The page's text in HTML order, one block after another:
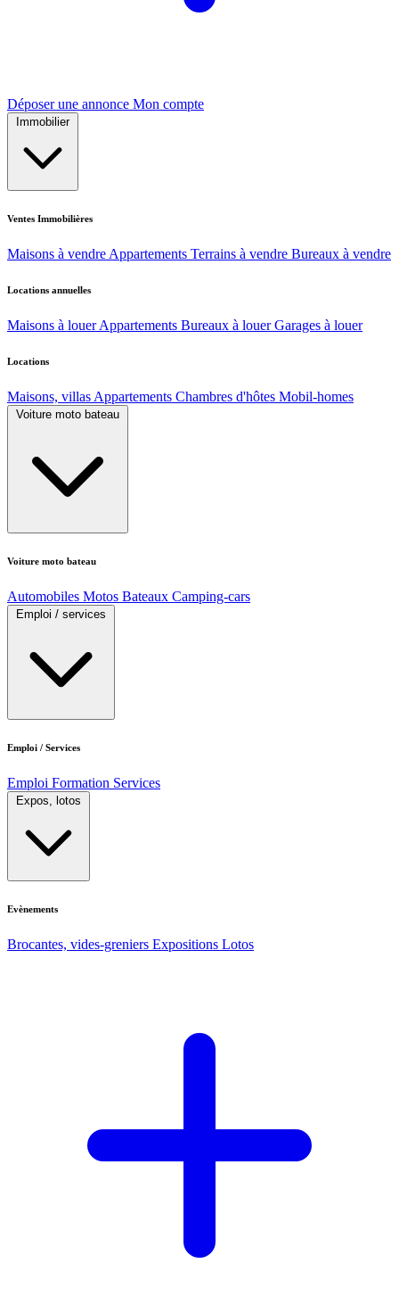
Déposer une annonce Mon compte
Immobilier
Ventes Immobilières
Maisons à vendre Appartements Terrains à vendre Bureaux à vendre
Locations annuelles
Maisons à louer Appartements Bureaux à louer Garages à louer
Locations
Maisons, villas Appartements Chambres d'hôtes Mobil-homes
Voiture moto bateau
Voiture moto bateau
Automobiles Motos Bateaux Camping-cars
Emploi / services
Emploi / Services
Emploi Formation Services
Expos, lotos
Evènements
Brocantes, vides-greniers Expositions Lotos